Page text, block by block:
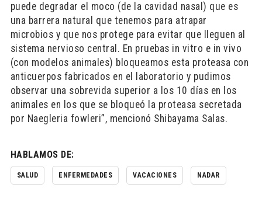
puede degradar el moco (de la cavidad nasal) que es
una barrera natural que tenemos para atrapar
microbios y que nos protege para evitar que lleguen al
sistema nervioso central. En pruebas in vitro e in vivo
(con modelos animales) bloqueamos esta proteasa con
anticuerpos fabricados en el laboratorio y pudimos
observar una sobrevida superior a los 10 días en los
animales en los que se bloqueó la proteasa secretada
por Naegleria fowleri”, mencionó Shibayama Salas.
HABLAMOS DE:
SALUD ENFERMEDADES VACACIONES NADAR